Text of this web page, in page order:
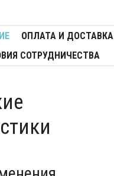
ОПЛАТА И ДОСТАВКА
СОТРУДНИЧЕСТВА